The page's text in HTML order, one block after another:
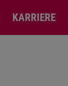
KARRIERE